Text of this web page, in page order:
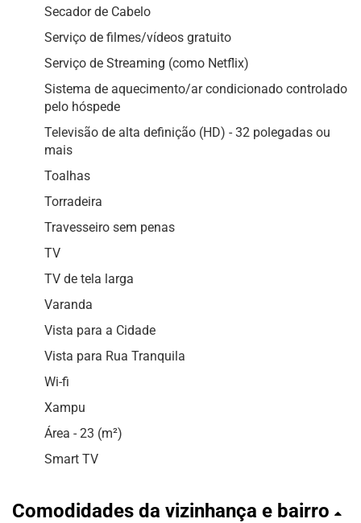
Secador de Cabelo
Serviço de filmes/vídeos gratuito
Serviço de Streaming (como Netflix)
Sistema de aquecimento/ar condicionado controlado
pelo hóspede
Televisão de alta definição (HD) - 32 polegadas ou
mais
Toalhas
Torradeira
Travesseiro sem penas
TV
TV de tela larga
Varanda
Vista para a Cidade
Vista para Rua Tranquila
Wi-fi
Xampu
Área - 23 (m²)
Smart TV
Comodidades da vizinhança e bairro